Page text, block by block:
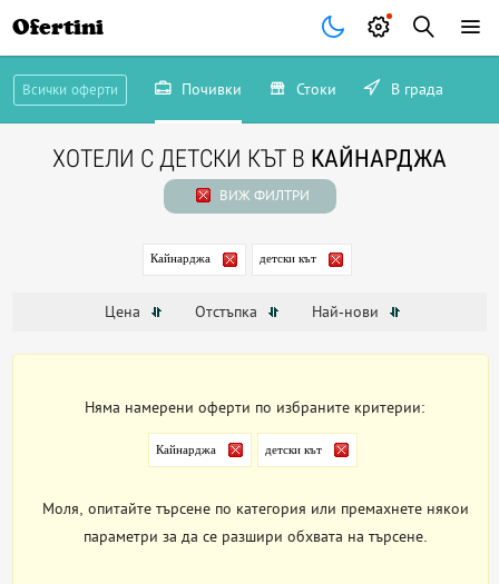
Ofertini
Всички оферти Почивки Стоки В града
ХОТЕЛИ С ДЕТСКИ КЪТ В КАЙНАРДЖА
ВИЖ ФИЛТРИ
Кайнарджа детски кът
Цена Отстъпка Най-нови
Няма намерени оферти по избраните критерии:
Кайнарджа детски кът
Моля, опитайте търсене по категория или премахнете някои
параметри за да се разшири обхвата на търсене.